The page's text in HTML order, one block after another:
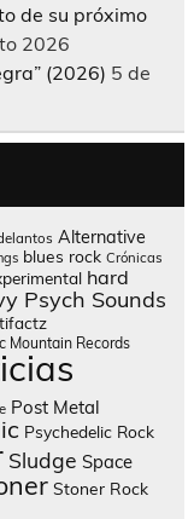
de su próximo
2026
(2026) 5 de
Alternative
blues rock Crónicas
hard
Psych Sounds
Mountain Records
Post Metal
Psychedelic Rock
Sludge Space
Stoner Rock